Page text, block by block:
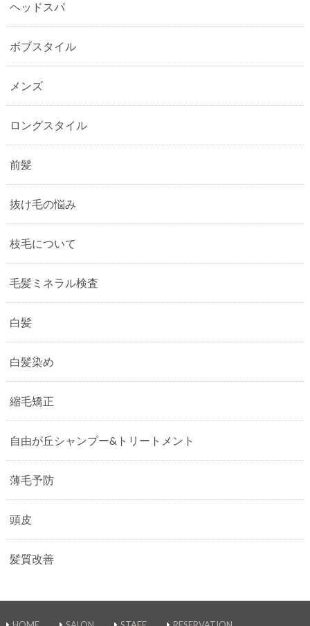
ヘッドスパ
ボブスタイル
メンズ
ロングスタイル
前髪
抜け毛の悩み
枝毛について
毛髪ミネラル検査
白髪
白髪染め
縮毛矯正
自由が丘シャンプー&トリートメント
薄毛予防
頭皮
髪質改善